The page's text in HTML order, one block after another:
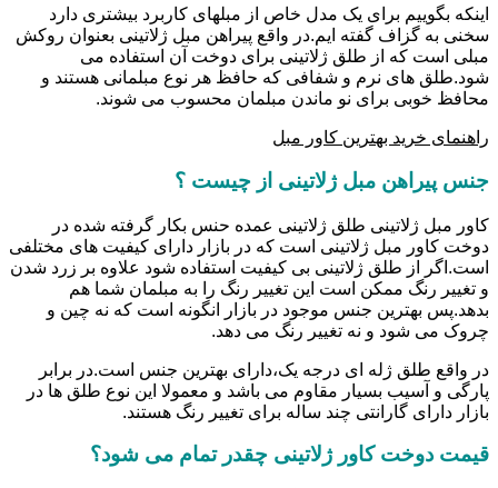
اینکه بگوییم برای یک مدل خاص از مبلهای کاربرد بیشتری دارد
سخنی به گزاف گفته ایم.در واقع پیراهن مبل ژلاتینی بعنوان روکش
مبلی است که از طلق ژلاتینی برای دوخت آن استفاده می
شود.طلق های نرم و شفافی که حافظ هر نوع مبلمانی هستند و
محافظ خوبی برای نو ماندن مبلمان محسوب می شوند.
راهنمای خرید بهترین کاور مبل
جنس پیراهن مبل ژلاتینی از چیست ؟
کاور مبل ژلاتینی طلق ژلاتینی عمده حنس بکار گرفته شده در
دوخت کاور مبل ژلاتینی است که در بازار دارای کیفیت های مختلفی
است.اگر از طلق ژلاتینی بی کیفیت استفاده شود علاوه بر زرد شدن
و تغییر رنگ ممکن است این تغییر رنگ را به مبلمان شما هم
بدهد.پس بهترین جنس موجود در بازار انگونه است که نه چین و
چروک می شود و نه تغییر رنگ می دهد.
در واقع طلق ژله ای درجه یک،دارای بهترین جنس است.در برابر
پارگی و آسیب بسیار مقاوم می باشد و معمولا این نوع طلق ها در
بازار دارای گارانتی چند ساله برای تغییر رنگ هستند.
قیمت دوخت کاور ژلاتینی چقدر تمام می شود؟